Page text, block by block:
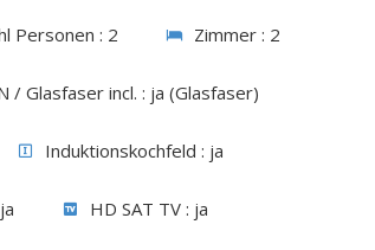
Personen : 2 Zimmer : 2
/ Glasfaser incl. : ja (Glasfaser)
Induktionskochfeld : ja
ja HD SAT TV : ja